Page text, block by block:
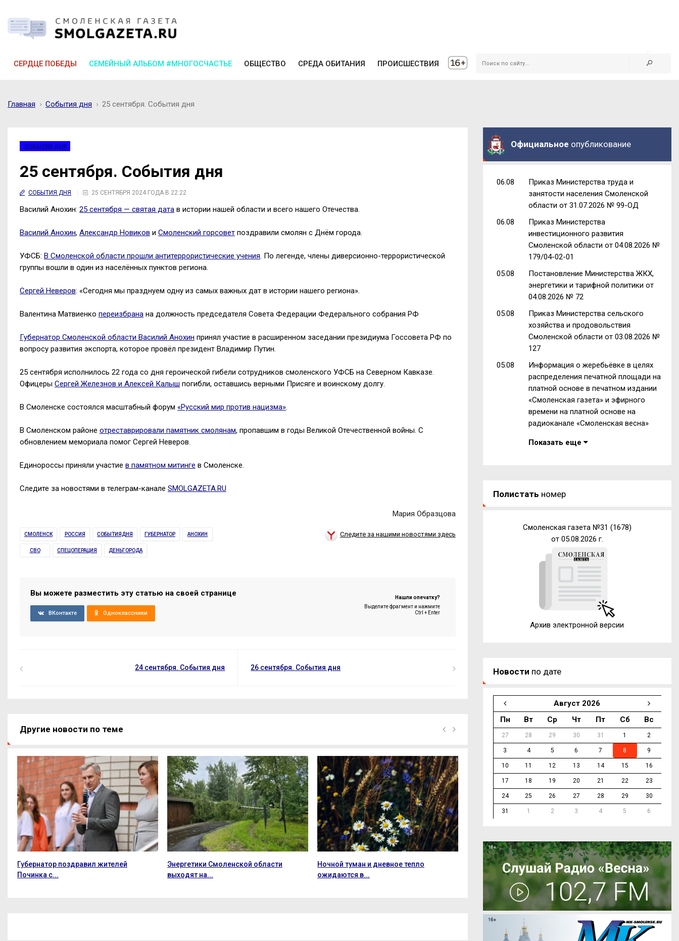
СЕРДЦЕ ПОБЕДЫ СЕМЕЙНЫЙ АЛЬБОМ #МНОГОСЧАСТЬЕ ОБЩЕСТВО СРЕДА ОБИТАНИЯ ПРОИСШЕСТВИЯ
Главная События дня 25 сентября. События дня
СОБЫТИЯ ДНЯ
25 сентября. События дня
СОБЫТИЯ ДНЯ 25 СЕНТЯБРЯ 2024 ГОДА В 22:22
Василий Анохин: 25 сентября — святая дата в истории нашей области и всего нашего Отечества.
Василий Анохин, Александр Новиков и Смоленский горсовет поздравили смолян с Днём города.
УФСБ: В Смоленской области прошли антитеррористические учения. По легенде, члены диверсионно-террористической
группы вошли в один из населённых пунктов региона.
Сергей Неверов: «Сегодня мы празднуем одну из самых важных дат в истории нашего региона».
Валентина Матвиенко переизбрана на должность председателя Совета Федерации Федерального собрания РФ
Губернатор Смоленской области Василий Анохин принял участие в расширенном заседании президиума Госсовета РФ по
вопросу развития экспорта, которое провёл президент Владимир Путин.
25 сентября исполнилось 22 года со дня героической гибели сотрудников смоленского УФСБ на Северном Кавказе.
Офицеры Сергей Железнов и Алексей Калыш погибли, оставшись верными Присяге и воинскому долгу.
В Смоленске состоялся масштабный форум «Русский мир против нацизма».
В Смоленском районе отреставрировали памятник смолянам, пропавшим в годы Великой Отечественной войны. С
обновлением мемориала помог Сергей Неверов.
Единороссы приняли участие в памятном митинге в Смоленске.
Следите за новостями в телеграм-канале SMOLGAZETA.RU
Мария Образцова
СМОЛЕНСК РОССИЯ СОБЫТИЯДНЯ ГУБЕРНАТОР АНОХИН
СВО СПЕЦОПЕРАЦИЯ ДЕНЬГОРОДА
Следите за нашими новостями здесь
Вы можете разместить эту статью на своей странице
ВКонтакте Одноклассники
Нашли опечатку?
Выделите фрагмент и нажмите
Ctrl + Enter
24 сентября. События дня 26 сентября. События дня
Другие новости по теме
Губернатор поздравил жителей
Починка с...
Энергетики Смоленской области
выходят на...
Ночной туман и дневное тепло
ожидаются в...
Смоленский айтишник добился
доплаты за...
На
Ярцеве...
Официальное опубликование
06.08
Приказ Министерства труда и
занятости населения Смоленской
области от 31.07.2026 № 99-ОД
06.08
Приказ Министерства
инвестиционного развития
Смоленской области от 04.08.2026 №
179/04-02-01
05.08
Постановление Министерства ЖКХ,
энергетики и тарифной политики от
04.08.2026 № 72
05.08
Приказ Министерства сельского
хозяйства и продовольствия
Смоленской области от 03.08.2026 №
127
05.08
Информация о жеребьёвке в целях
распределения печатной площади на
платной основе в печатном издании
«Смоленская газета» и эфирного
времени на платной основе на
радиоканале «Смоленская весна»
Показать еще
Полистать номер
Смоленская газета №31 (1678)
от 05.08.2026 г.
Архив электронной версии
Новости по дате
Август 2026
Пн
Вт Ср Чт Пт Сб Вс
27 28 29 30 31 1 2
3 4 5 6 7 8 9
10 11 12 13 14 15 16
17 18 19 20 21 22 23
24 25 26 27 28 29 30
31 1 2 3 4 5 6